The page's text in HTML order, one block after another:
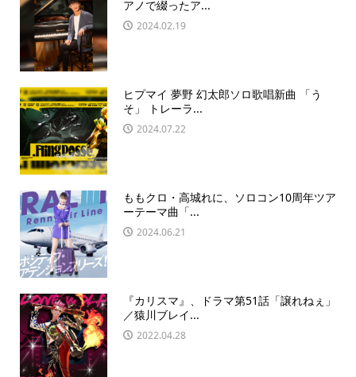
アノで綴ったア...
2024.02.19
ヒプマイ 夢野 幻太郎ソロ歌唱新曲 「う
そ」 トレーラ...
2024.07.22
ももクロ・高城れに、ソロコン10周年ツア
ーテーマ曲「...
2024.06.21
『カリスマ』、ドラマ第51話「譲れねぇ」
／猿川ブレイ...
2022.04.28